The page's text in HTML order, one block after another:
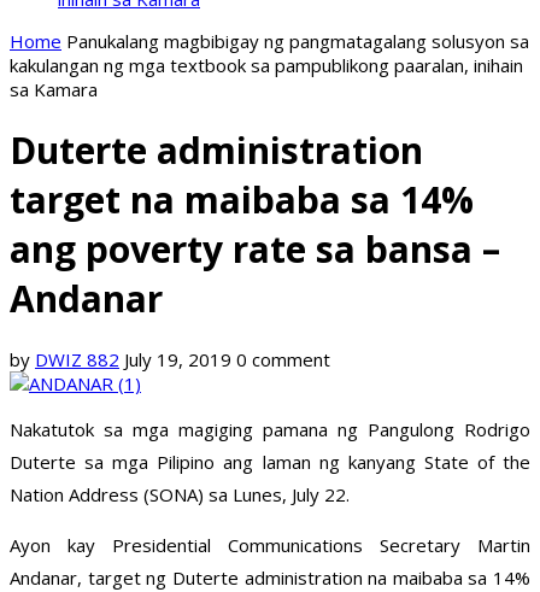
Home Panukalang magbibigay ng pangmatagalang solusyon sa
kakulangan ng mga textbook sa pampublikong paaralan, inihain
sa Kamara
Duterte administration
target na maibaba sa 14%
ang poverty rate sa bansa –
Andanar
by DWIZ 882 July 19, 2019 0 comment
Nakatutok sa mga magiging pamana ng Pangulong Rodrigo
Duterte sa mga Pilipino ang laman ng kanyang State of the
Nation Address (SONA) sa Lunes, July 22.
Ayon kay Presidential Communications Secretary Martin
Andanar, target ng Duterte administration na maibaba sa 14%